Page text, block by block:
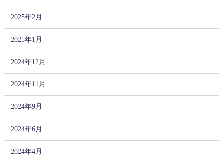
2025年2月
2025年1月
2024年12月
2024年11月
2024年9月
2024年6月
2024年4月